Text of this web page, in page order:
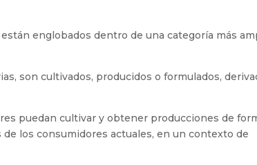
están englobados dentro de una categoría más
son cultivados, producidos o formulados,
puedan cultivar y obtener producciones de
los consumidores actuales, en un contexto de